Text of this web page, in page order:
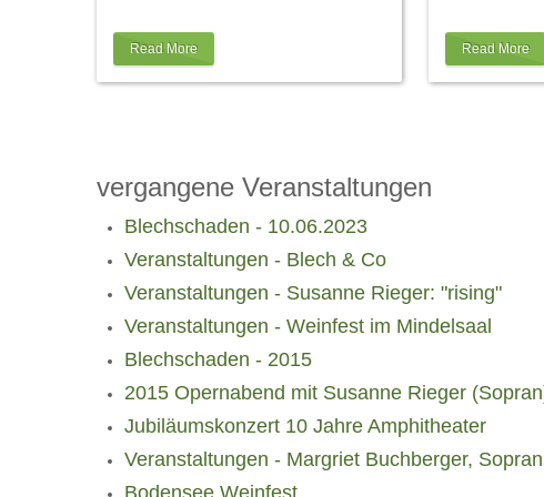
Read More Read More
vergangene Veranstaltungen
Blechschaden - 10.06.2023
Veranstaltungen - Blech & Co
Veranstaltungen - Susanne Rieger: "rising"
Veranstaltungen - Weinfest im Mindelsaal
Blechschaden - 2015
2015 Opernabend mit Susanne Rieger
Jubiläumskonzert 10 Jahre Amphitheater
Veranstaltungen - Margriet Buchberger,